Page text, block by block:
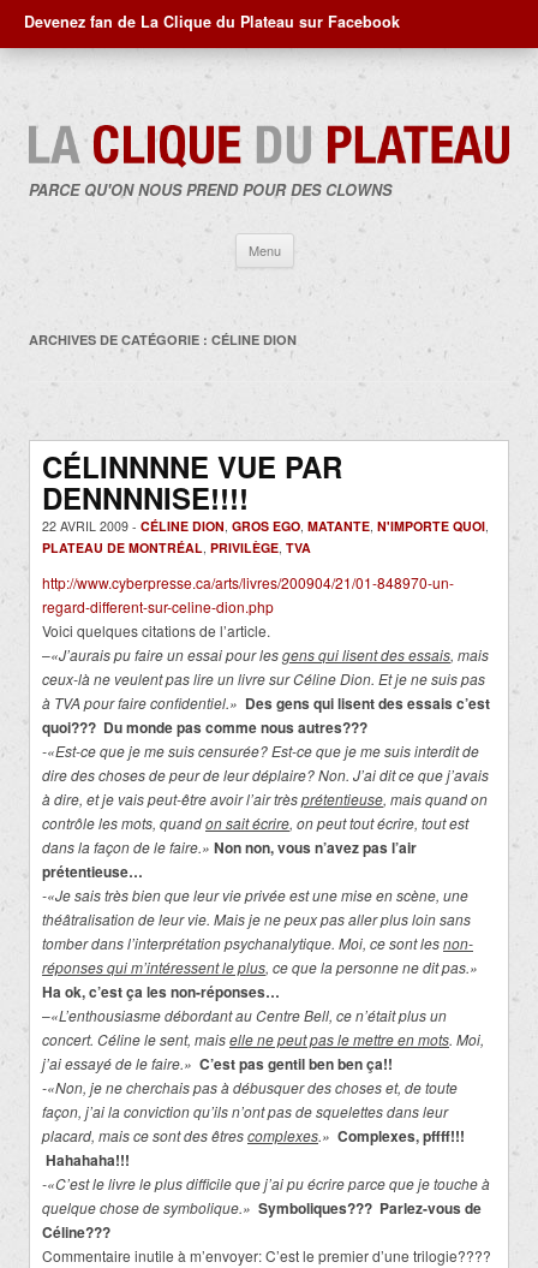
Devenez fan de La Clique du Plateau sur Facebook
PARCE QU'ON NOUS PREND POUR DES CLOWNS
Menu
contenu
ARCHIVES DE CATÉGORIE : CÉLINE DION
CÉLINNNNE VUE PAR
DENNNNISE!!!!
22 AVRIL 2009 - CÉLINE DION, GROS EGO, MATANTE, N'IMPORTE QUOI,
PLATEAU DE MONTRÉAL, PRIVILÈGE, TVA
http://www.cyberpresse.ca/arts/livres/200904/21/01-848970-un-
regard-different-sur-celine-dion.php
Voici quelques citations de l’article.
–«J’aurais pu faire un essai pour lesgens qui lisent des essais, mais
ceux-là ne veulent pas lire un livre sur Céline Dion. Et je ne suis pas
à TVA pour faire confidentiel.» Des gens qui lisent des essais c’est
quoi??? Du monde pas comme nous autres???
-«Est-ce que je me suis censurée? Est-ce que je me suis interdit de
dire des choses de peur de leur déplaire? Non. J’ai dit ce que j’avais
à dire, et je vais peut-être avoir l’air trèsprétentieuse, mais quand on
contrôle les mots, quandon sait écrire, on peut tout écrire, tout est
dans la façon de le faire.» Non non, vous n’avez pas l’air
prétentieuse…
-«Je sais très bien que leur vie privée est une mise en scène, une
théâtralisation de leur vie. Mais je ne peux pas aller plus loin sans
tomber dans l’interprétation psychanalytique. Moi, ce sont lesnon-
réponses qui m’intéressent le plus, ce que la personne ne dit pas.»
Ha ok, c’est ça les non-réponses…
–«L’enthousiasme débordant au Centre Bell, ce n’était plus un
concert. Céline le sent, maiselle ne peut pas le mettre en mots. Moi,
j’ai essayé de le faire.» C’est pas gentil ben ben ça!!
-«Non, je ne cherchais pas à débusquer des choses et, de toute
façon, j’ai la conviction qu’ils n’ont pas de squelettes dans leur
placard, mais ce sont des êtrescomplexes.» Complexes, pffff!!!
Hahahaha!!!
-«C’est le livre le plus difficile que j’ai pu écrire parce que je touche à
quelque chose de symbolique.» Symboliques??? Parlez-vous de
Céline???
Commentaire inutile à m’envoyer: C’est le premier d’une trilogie????